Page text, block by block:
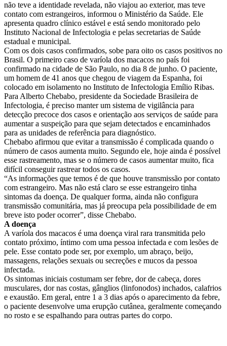
não teve a identidade revelada, não viajou ao exterior, mas teve
contato com estrangeiros, informou o Ministério da Saúde. Ele
apresenta quadro clínico estável e está sendo monitorado pelo
Instituto Nacional de Infectologia e pelas secretarias de Saúde
estadual e municipal.
Com os dois casos confirmados, sobe para oito os casos positivos no
Brasil. O primeiro caso de varíola dos macacos no país foi
confirmado na cidade de São Paulo, no dia 8 de junho. O paciente,
um homem de 41 anos que chegou de viagem da Espanha, foi
colocado em isolamento no Instituto de Infectologia Emílio Ribas.
Para Alberto Chebabo, presidente da Sociedade Brasileira de
Infectologia, é preciso manter um sistema de vigilância para
detecção precoce dos casos e orientação aos serviços de saúde para
aumentar a suspeição para que sejam detectados e encaminhados
para as unidades de referência para diagnóstico.
Chebabo afirmou que evitar a transmissão é complicada quando o
número de casos aumenta muito. Segundo ele, hoje ainda é possível
esse rastreamento, mas se o número de casos aumentar muito, fica
difícil conseguir rastrear todos os casos.
“As informações que temos é de que houve transmissão por contato
com estrangeiro. Mas não está claro se esse estrangeiro tinha
sintomas da doença. De qualquer forma, ainda não configura
transmissão comunitária, mas já preocupa pela possibilidade de em
breve isto poder ocorrer”, disse Chebabo.
A doença
A varíola dos macacos é uma doença viral rara transmitida pelo
contato próximo, íntimo com uma pessoa infectada e com lesões de
pele. Esse contato pode ser, por exemplo, um abraço, beijo,
massagens, relações sexuais ou secreções e mucos da pessoa
infectada.
Os sintomas iniciais costumam ser febre, dor de cabeça, dores
musculares, dor nas costas, gânglios (linfonodos) inchados, calafrios
e exaustão. Em geral, entre 1 a 3 dias após o aparecimento da febre,
o paciente desenvolve uma erupção cutânea, geralmente começando
no rosto e se espalhando para outras partes do corpo.